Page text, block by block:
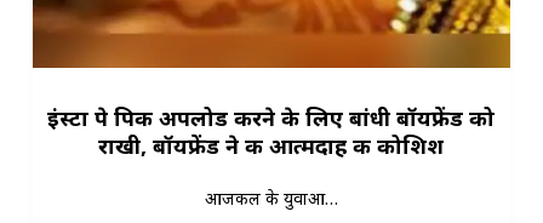
इंस्टा पे पिक अपलोड करने के लिए बांधी बॉयफ्रेंड को
राखी, बॉयफ्रेंड ने की आत्मदाह की कोशिश
आजकल के युवाओं…